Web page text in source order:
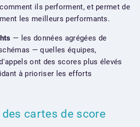
ils performent, et permet de
les meilleurs performants.
— les données agrégées de
— quelles équipes,
ont des scores plus élevés
à prioriser les efforts
cartes de score